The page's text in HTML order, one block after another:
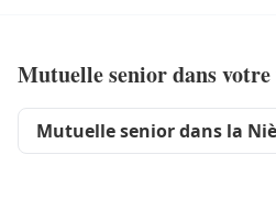
Mutuelle senior dans
Mutuelle senior dans la